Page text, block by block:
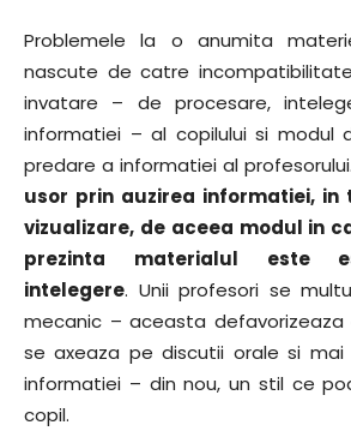
Problemele la o anumita
nascute de catre
invatare – de procesare,
informatiei – al copilului si modul
predare a informatiei al profesorului.
usor prin auzirea informatiei,
vizualizare, de aceea modul in
prezinta materialul este
intelegere. Unii profesori se
mecanic – aceasta defavorizeaza
se axeaza pe discutii orale si
informatiei – din nou, un stil ce
copil.